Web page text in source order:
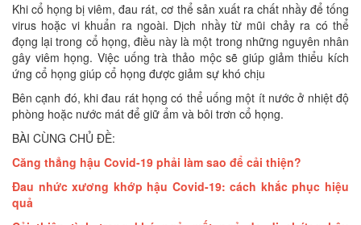
Khi cổ họng bị viêm, đau rát, cơ thể sản xuất ra chất nhầy để tống
virus hoặc vi khuẩn ra ngoài. Dịch nhầy từ mũi chảy ra có thể
đọng lại trong cổ họng, điều này là một trong những nguyên nhân
gây viêm họng. Việc uống trà thảo mộc sẽ giúp giảm thiểu kích
ứng cổ họng giúp cổ họng được giảm sự khó chịu
Bên cạnh đó, khi đau rát họng có thể uống một ít nước ở nhiệt độ
phòng hoặc nước mát để giữ ẩm và bôi trơn cổ họng.
BÀI CÙNG CHỦ ĐỀ:
Căng thẳng hậu Covid-19 phải làm sao để cải thiện?
Đau nhức xương khớp hậu Covid-19: cách khắc phục hiệu
quả